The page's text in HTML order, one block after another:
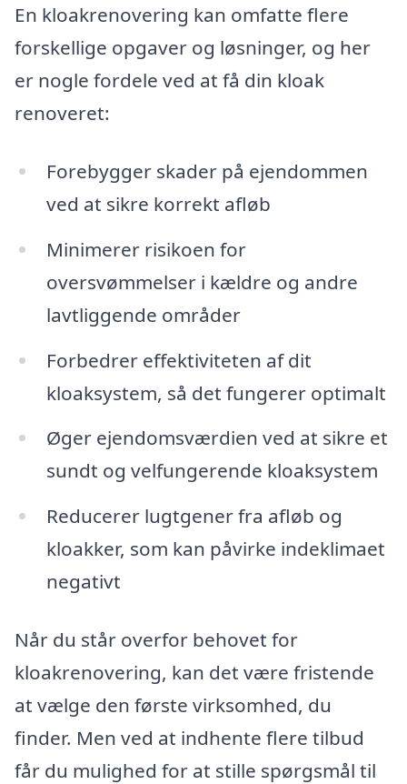
En kloakrenovering kan omfatte flere
forskellige opgaver og løsninger, og her
er nogle fordele ved at få din kloak
renoveret:
Forebygger skader på ejendommen
ved at sikre korrekt afløb
Minimerer risikoen for
oversvømmelser i kældre og andre
lavtliggende områder
Forbedrer effektiviteten af dit
kloaksystem, så det fungerer optimalt
Øger ejendomsværdien ved at sikre et
sundt og velfungerende kloaksystem
Reducerer lugtgener fra afløb og
kloakker, som kan påvirke indeklimaet
negativt
Når du står overfor behovet for
kloakrenovering, kan det være fristende
at vælge den første virksomhed, du
finder. Men ved at indhente flere tilbud
får du mulighed for at stille spørgsmål til